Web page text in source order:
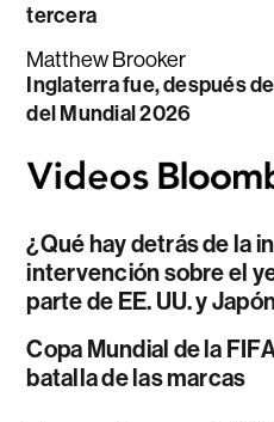
tercera
Matthew Brooker
Inglaterra fue, después
del Mundial 2026
¿Qué hay detrás de la
intervención sobre el
parte de EE. UU. y
Copa Mundial de la
batalla de las marcas